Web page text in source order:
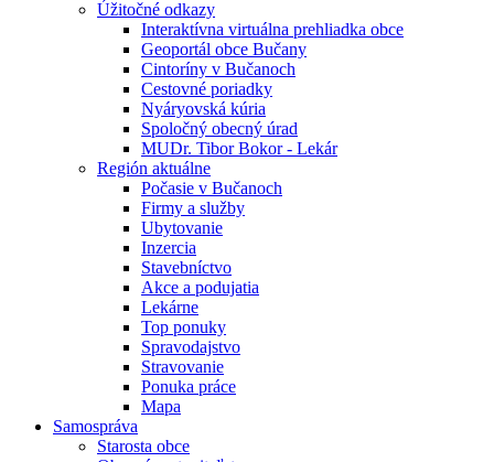
Úžitočné odkazy
Interaktívna virtuálna prehliadka obce
Geoportál obce Bučany
Cintoríny v Bučanoch
Cestovné poriadky
Nyáryovská kúria
Spoločný obecný úrad
MUDr. Tibor Bokor - Lekár
Región aktuálne
Počasie v Bučanoch
Firmy a služby
Ubytovanie
Inzercia
Stavebníctvo
Akce a podujatia
Lekárne
Top ponuky
Spravodajstvo
Stravovanie
Ponuka práce
Mapa
Samospráva
Starosta obce